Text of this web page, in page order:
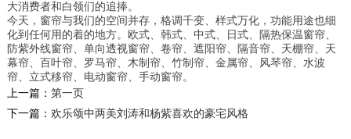
大消费者和白领们的追捧。
今天，窗帘与我们的空间并存，格调千变、样式万化，功能用途也细
化到任何用的着的地方。欧式、韩式、中式、日式、隔热保温窗帘、
防紫外线窗帘、单向透视窗帘、卷帘、遮阳帘、隔音帘、天棚帘、天
幕帘、百叶帘、罗马帘、木制帘、竹制帘、金属帘、风琴帘、水波
帘、立式移帘、电动窗帘、手动窗帘。
上一篇： 第一页
下一篇： 欢乐颂中两美刘涛和杨紫喜欢的豪宅风格
龙岗中心城厂房装修
深圳装修设计为什么要选深圳东森装饰公司？
2、深圳东森装饰是标准化成熟施工组织，大批
量...